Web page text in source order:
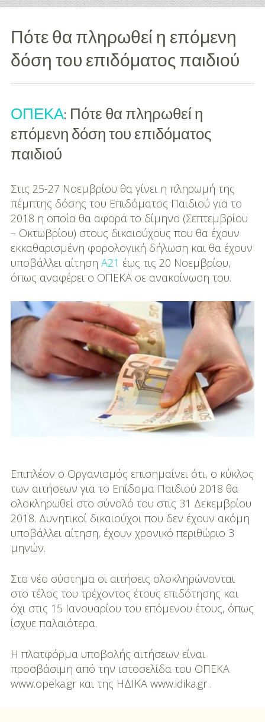
Εκπαίδευση
Βάπτισης
Διάσημες
Βαπτίσεις
Σπίτι
Παιδικό Δωμάτιο
Deco
DIY
Συνταγές
Συμβουλές
Διατροφής
Υγεία – Ψυχολογία
Πότε θα πληρωθεί η επόμενη
δόση του επιδόματος παιδιού
ΟΠΕΚΑ: Πότε θα πληρωθεί η
επόμενη δόση του επιδόματος
παιδιού
Στις 25-27 Νοεμβρίου θα γίνει η πληρωμή της
πέμπτης δόσης του Επιδόματος Παιδιού για το
2018 η οποία θα αφορά το δίμηνο (Σεπτεμβρίου
– Οκτωβρίου) στους δικαιούχους που θα έχουν
εκκαθαρισμένη φορολογική δήλωση και θα έχουν
υποβάλλει αίτηση Α21 έως τις 20 Νοεμβρίου,
όπως αναφέρει ο ΟΠΕΚΑ σε ανακοίνωση του.
Επιπλέον ο Οργανισμός επισημαίνει ότι, ο κύκλος
των αιτήσεων για το Επίδομα Παιδιού 2018 θα
ολοκληρωθεί στο σύνολό του στις 31 Δεκεμβρίου
2018. Δυνητικοί δικαιούχοι που δεν έχουν ακόμη
υποβάλλει αίτηση, έχουν χρονικό περιθώριο 3
μηνών.
Στο νέο σύστημα οι αιτήσεις ολοκληρώνονται
στο τέλος του τρέχοντος έτους επιδότησης και
όχι στις 15 Ιανουαρίου του επόμενου έτους, όπως
ίσχυε παλαιότερα.
Η πλατφόρμα υποβολής αιτήσεων είναι
προσβάσιμη από την ιστοσελίδα του ΟΠΕΚΑ
www.opeka.gr και της ΗΔΙΚΑ www.idika.gr .